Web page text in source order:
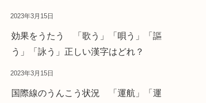
2023年3月15日
効果をうたう 「歌う」「唄う」「謳
う」「詠う」正しい漢字はどれ？
2023年3月15日
国際線のうんこう状況 「運航」「運